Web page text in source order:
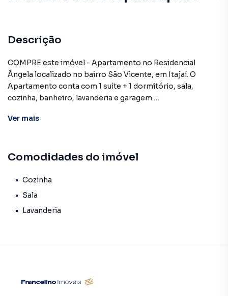
Descrição
COMPRE este imóvel - Apartamento no Residencial
Ângela localizado no bairro São Vicente, em Itajaí. O
Apartamento conta com 1 suíte + 1 dormitório, sala,
cozinha, banheiro, lavanderia e garagem.
Francelino Imóveis (47) 3241-5298 | 99954-9973
E-mail: atendimento@francelinoimoveis.com.br
Ver mais
Comodidades do imóvel
Cozinha
Sala
Lavanderia